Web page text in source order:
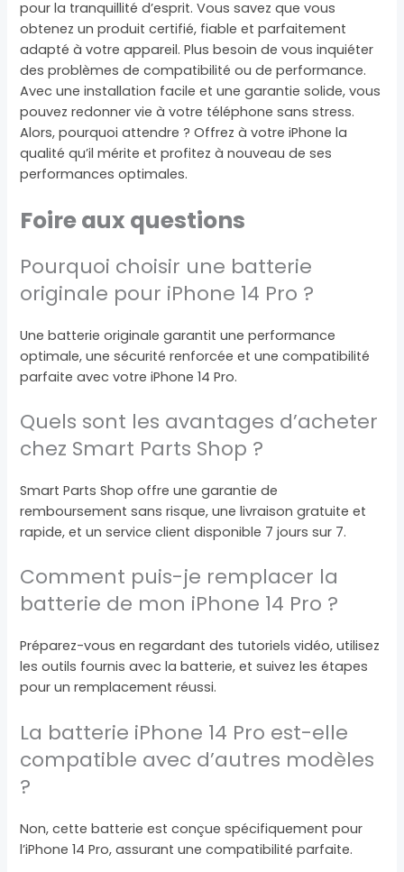
pour la tranquillité d’esprit. Vous savez que vous
obtenez un produit certifié, fiable et parfaitement
adapté à votre appareil. Plus besoin de vous inquiéter
des problèmes de compatibilité ou de performance.
Avec une installation facile et une garantie solide, vous
pouvez redonner vie à votre téléphone sans stress.
Alors, pourquoi attendre ? Offrez à votre iPhone la
qualité qu’il mérite et profitez à nouveau de ses
performances optimales.
Foire aux questions
Pourquoi choisir une batterie
originale pour iPhone 14 Pro ?
Une batterie originale garantit une performance
optimale, une sécurité renforcée et une compatibilité
parfaite avec votre iPhone 14 Pro.
Quels sont les avantages d’acheter
chez Smart Parts Shop ?
Smart Parts Shop offre une garantie de
remboursement sans risque, une livraison gratuite et
rapide, et un service client disponible 7 jours sur 7.
Comment puis-je remplacer la
batterie de mon iPhone 14 Pro ?
Préparez-vous en regardant des tutoriels vidéo, utilisez
les outils fournis avec la batterie, et suivez les étapes
pour un remplacement réussi.
La batterie iPhone 14 Pro est-elle
compatible avec d’autres modèles
?
Non, cette batterie est conçue spécifiquement pour
l’iPhone 14 Pro, assurant une compatibilité parfaite.